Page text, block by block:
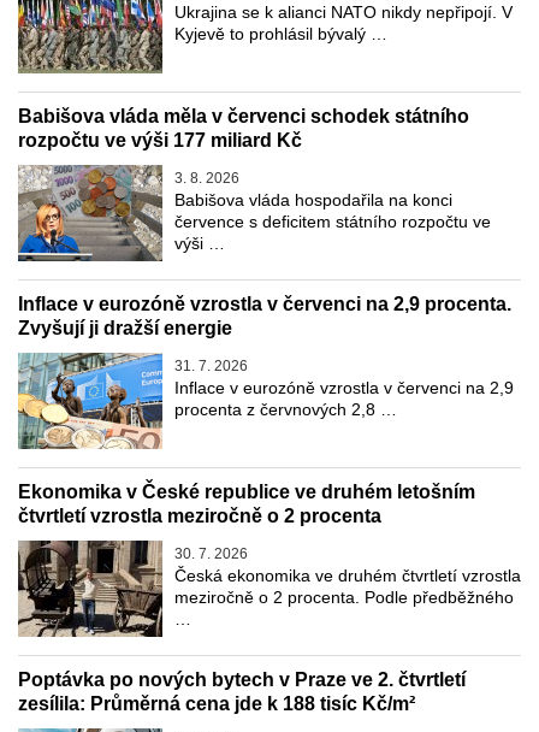
Ukrajina se k alianci NATO nikdy nepřipojí. V
Kyjevě to prohlásil bývalý …
Babišova vláda měla v červenci schodek státního
rozpočtu ve výši 177 miliard Kč
3. 8. 2026
Babišova vláda hospodařila na konci
července s deficitem státního rozpočtu ve
výši …
Inflace v eurozóně vzrostla v červenci na 2,9 procenta.
Zvyšují ji dražší energie
31. 7. 2026
Inflace v eurozóně vzrostla v červenci na 2,9
procenta z červnových 2,8 …
Ekonomika v České republice ve druhém letošním
čtvrtletí vzrostla meziročně o 2 procenta
30. 7. 2026
Česká ekonomika ve druhém čtvrtletí vzrostla
meziročně o 2 procenta. Podle předběžného
Poptávka po nových bytech v Praze ve 2. čtvrtletí
zesílila: Průměrná cena jde k 188 tisíc Kč/m²